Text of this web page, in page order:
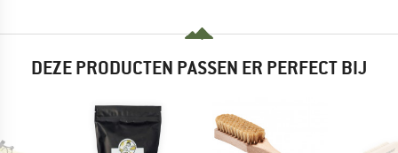
DEZE PRODUCTEN PASSEN ER PERFECT BIJ